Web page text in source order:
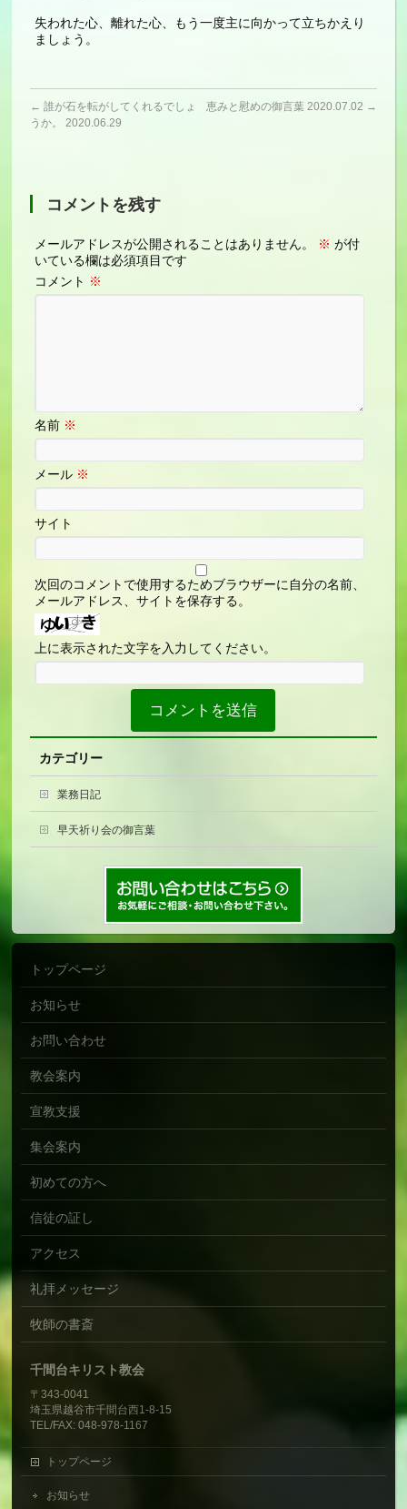
失われた心、離れた心、もう一度主に向かって立ちかえり
ましょう。
← 誰が石を転がしてくれるでしょ
うか。 2020.06.29
恵みと慰めの御言葉 2020.07.02 →
コメントを残す
メールアドレスが公開されることはありません。 ※ が付
いている欄は必須項目です
コメント ※
名前 ※
メール ※
サイト
次回のコメントで使用するためブラウザーに自分の名前、
メールアドレス、サイトを保存する。
上に表示された文字を入力してください。
カテゴリー
業務日記
早天祈り会の御言葉
トップページ
お知らせ
お問い合わせ
教会案内
宣教支援
集会案内
初めての方へ
信徒の証し
アクセス
礼拝メッセージ
牧師の書斎
千間台キリスト教会
〒343-0041
埼玉県越谷市千間台西1-8-15
TEL/FAX: 048-978-1167
トップページ
お知らせ